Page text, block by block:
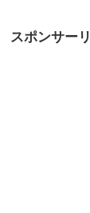
スポンサー